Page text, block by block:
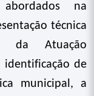
na
técnica
da Atuação
de
municipal, a